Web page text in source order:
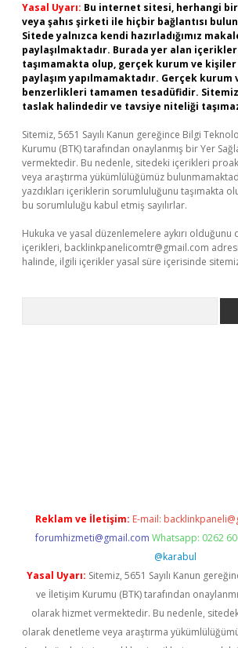
Yasal Uyarı: Bu internet sitesi, herhangi
veya şahıs şirketi ile hiçbir bağlantısı
Sitede yalnızca kendi hazırladığımız
paylaşılmaktadır. Burada yer alan
taşımamakta olup, gerçek kurum ve kişiler
paylaşım yapılmamaktadır. Gerçek
benzerlikleri tamamen tesadüfidir.
taslak halindedir ve tavsiye niteliği
Sitemiz, 5651 Sayılı Kanun gereğince Bilgi
Kurumu (BTK) tarafından onaylanmış bir Yer
vermektedir. Bu nedenle, sitedeki içerikleri
veya araştırma yükümlülüğümüz
yazdıkları içeriklerin sorumluluğunu taşımakta
bu sorumluluğu kabul etmiş sayılırlar.
Hukuka ve yasal düzenlemelere aykırı olduğunu
içerikleri, backlinkpanelicomtr@gmail.com
halinde, ilgili içerikler yasal süre içerisinde
Reklam ve İletişim: E-mail:
forumhizmeti@gmail.com Whatsapp: 0262
@karabul
Yasal Uyarı: Sitemiz, 5651 Sayılı Kanun
ve İletişim Kurumu (BTK) tarafından
olarak hizmet vermektedir. Bu nedenle,
olarak denetleme veya araştırma